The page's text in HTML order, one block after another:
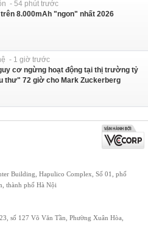
- 54 phút trước
8.000mAh "ngon" nhất 2026
- 1 giờ trước
cơ ngừng hoạt động tại thị trường tỷ
thư" 72 giờ cho Mark Zuckerberg
Building, Hapulico Complex, Số 01, phố
thành phố Hà Nội
số 127 Võ Văn Tần, Phường Xuân Hòa,